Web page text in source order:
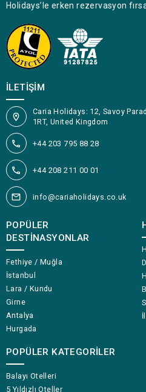
Holidays’le erken rezervasyon
İLETIŞIM
Caria Holidays: 12, Savoy
1RT, United Kingdom
+44 203 795 88 28
+44 208 211 00 01
info@cariaholidays.co.uk
POPÜLER
DESTINASYONLAR
Fethiye / Muğla
İstanbul
Lara / Kundu
Girne
Antalya
Hurgada
POPÜLER KATEGORILER
Balayı Otelleri
5 Yıldızlı Oteller